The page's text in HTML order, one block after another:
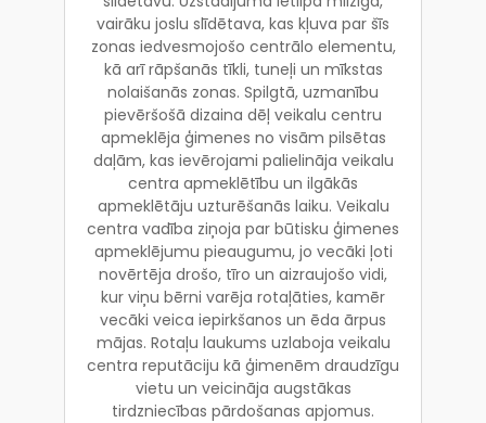
vairāku joslu slīdētava, kas kļuva par šīs
zonas iedvesmojošo centrālo elementu,
kā arī rāpšanās tīkli, tuneļi un mīkstas
nolaišanās zonas. Spilgtā, uzmanību
pievēršošā dizaina dēļ veikalu centru
apmeklēja ģimenes no visām pilsētas
daļām, kas ievērojami palielināja veikalu
centra apmeklētību un ilgākās
apmeklētāju uzturēšanās laiku. Veikalu
centra vadība ziņoja par būtisku ģimenes
apmeklējumu pieaugumu, jo vecāki ļoti
novērtēja drošo, tīro un aizraujošo vidi,
kur viņu bērni varēja rotaļāties, kamēr
vecāki veica iepirkšanos un ēda ārpus
mājas. Rotaļu laukums uzlaboja veikalu
centra reputāciju kā ģimenēm draudzīgu
vietu un veicināja augstākas
tirdzniecības pārdošanas apjomus.